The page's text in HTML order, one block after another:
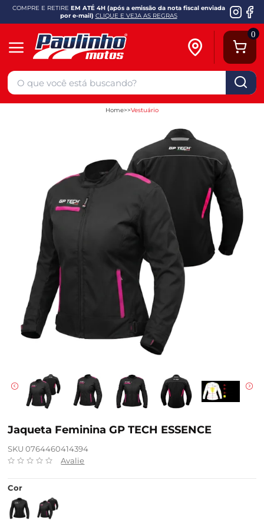
COMPRE E RETIRE EM ATÉ 4H (após a emissão da nota fiscal enviada
por e-mail) CLIQUE E VEJA AS REGRAS
0
Home Vestuário
Jaqueta Feminina GP TECH ESSENCE
SKU 0764460414394
Avalie
Cor